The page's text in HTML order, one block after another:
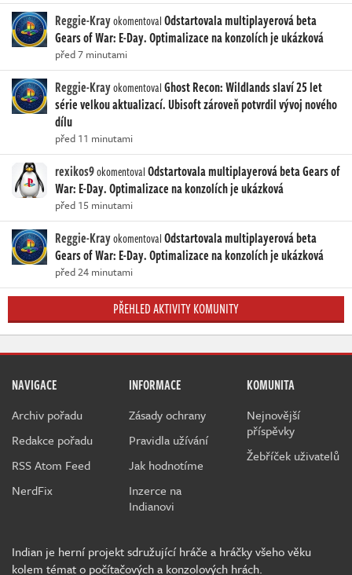
Reggie-KrayokomentovalOdstartovala multiplayerová beta
Gears of War: E-Day. Optimalizace na konzolích je ukázková
před 7 minutami
Reggie-KrayokomentovalGhost Recon: Wildlands slaví 25 let
série velkou aktualizací. Ubisoft zároveň potvrdil vývoj nového
dílu
před 11 minutami
rexikos9okomentovalOdstartovala multiplayerová beta Gears of
War: E-Day. Optimalizace na konzolích je ukázková
před 15 minutami
Reggie-KrayokomentovalOdstartovala multiplayerová beta
Gears of War: E-Day. Optimalizace na konzolích je ukázková
před 24 minutami
PŘEHLED AKTIVITY KOMUNITY
NAVIGACE
Archiv pořadu
Redakce pořadu
RSS Atom Feed
NerdFix
INFORMACE
Zásady ochrany
Pravidla užívání
Jak hodnotíme
Inzerce na
Indianovi
KOMUNITA
Nejnovější
příspěvky
Žebříček uživatelů
Indian je herní projekt sdružující hráče a hráčky všeho věku
kolem témat o počítačových a konzolových hrách.